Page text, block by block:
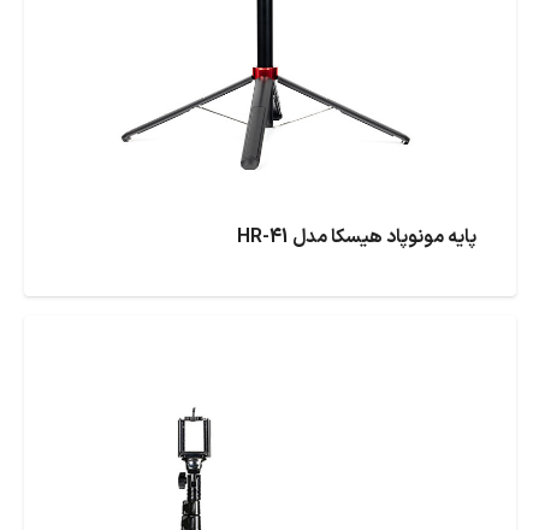
پایه مونوپاد هیسکا مدل HR-41